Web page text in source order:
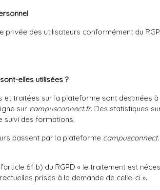
privée des utilisateurs conformément du
elles utilisées ?
et traitées sur la plateforme sont
sur campusconnect.fr. Des statistiques
suivi des formations.
passent par la plateforme
6.1.b) du RGPD « le traitement est
prises à la demande de celle-ci ».